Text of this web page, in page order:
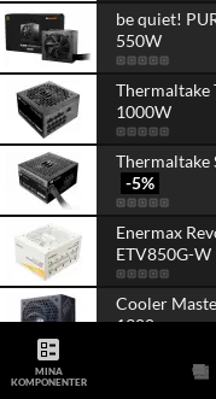
ballot
MINA
KOMPONENTER
be quiet!
550W
Thermaltake
1000W
Thermaltake
-5%
Enermax
ETV850G-W
Cooler
1300
Lian Li SX